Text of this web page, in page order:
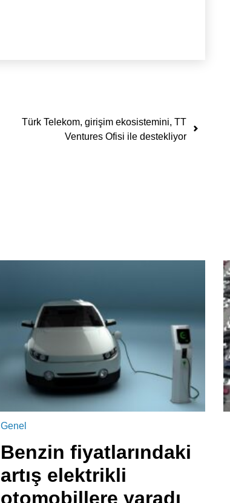
Türk Telekom, girişim ekosistemini, TT
Ventures Ofisi ile destekliyor
Genel
Benzin fiyatlarındaki
artış elektrikli
otomobillere yaradı